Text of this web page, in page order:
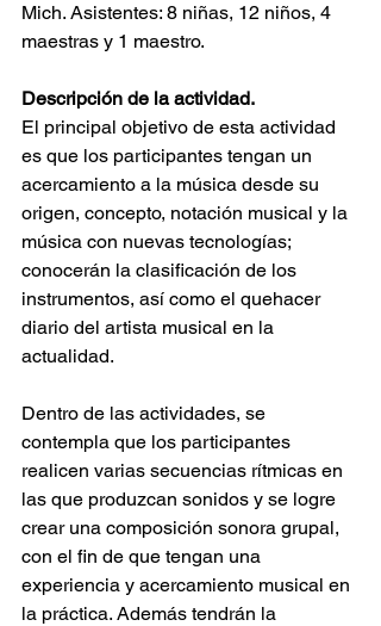
Mich. Asistentes: 8 niñas, 12 niños, 4
maestras y 1 maestro.
Descripción de la actividad.
El principal objetivo de esta actividad
es que los participantes tengan un
acercamiento a la música desde su
origen, concepto, notación musical y la
música con nuevas tecnologías;
conocerán la clasificación de los
instrumentos, así como el quehacer
diario del artista musical en la
actualidad.
Dentro de las actividades, se
contempla que los participantes
realicen varias secuencias rítmicas en
las que produzcan sonidos y se logre
crear una composición sonora grupal,
con el fin de que tengan una
experiencia y acercamiento musical en
la práctica. Además tendrán la